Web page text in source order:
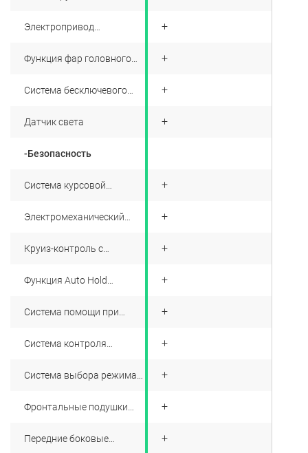
Электропривод
Функция фар головного
Система бесключевого
Датчик света
-Безопасность
Система курсовой
Электромеханический
Круиз-контроль с
Функция Auto Hold
Система помощи при
Система контроля
Система выбора режима
Фронтальные подушки
Передние боковые
+
+
+
+
+
+
+
+
+
+
+
+
+